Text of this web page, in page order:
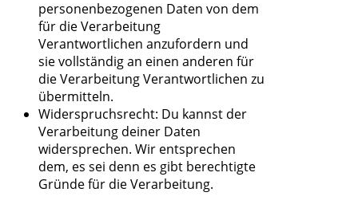
personenbezogenen Daten von dem
für die Verarbeitung
Verantwortlichen anzufordern und
sie vollständig an einen anderen für
die Verarbeitung Verantwortlichen zu
übermitteln.
Widerspruchsrecht: Du kannst der
Verarbeitung deiner Daten
widersprechen. Wir entsprechen
dem, es sei denn es gibt berechtigte
Gründe für die Verarbeitung.